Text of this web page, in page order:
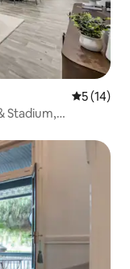
5 (14)
Stadium,